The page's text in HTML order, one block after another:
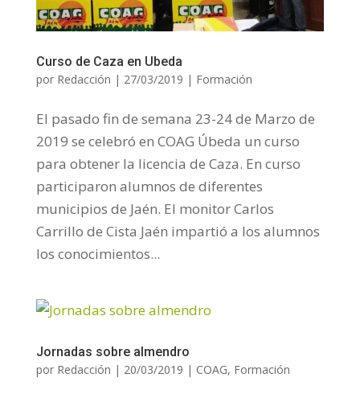
Curso de Caza en Ubeda
por Redacción | 27/03/2019 | Formación
El pasado fin de semana 23-24 de Marzo de
2019 se celebró en COAG Úbeda un curso
para obtener la licencia de Caza. En curso
participaron alumnos de diferentes
municipios de Jaén. El monitor Carlos
Carrillo de Cista Jaén impartió a los alumnos
los conocimientos...
Jornadas sobre almendro
por Redacción | 20/03/2019 | COAG, Formación